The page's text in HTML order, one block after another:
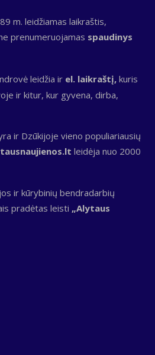
m. leidžiamas laikraštis,
prenumeruojamas spaudinys
leidžia ir el. laikraštį, kuris
ir kitur, kur gyvena, dirba,
ir Dzūkijoje vieno populiariausių
leidėja nuo 2000
ir kūrybinių bendradarbių
pradėtas leisti „Alytaus